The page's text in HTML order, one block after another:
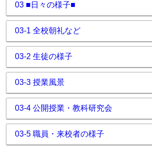
03 ■日々の様子■
03-1 全校朝礼など
03-2 生徒の様子
03-3 授業風景
03-4 公開授業・教科研究会
03-5 職員・来校者の様子